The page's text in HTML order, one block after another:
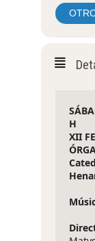
H
XII